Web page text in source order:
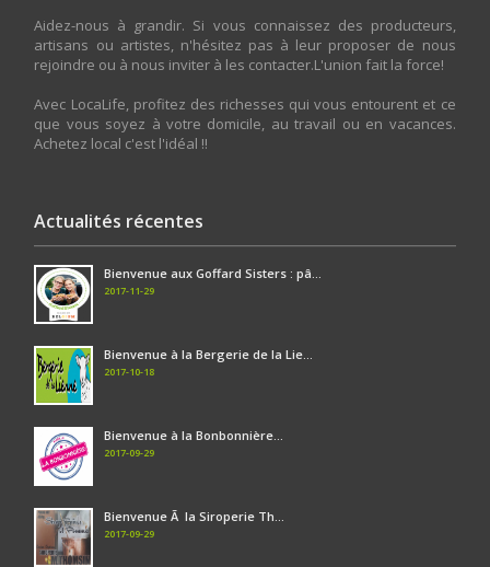
Aidez-nous à grandir. Si vous connaissez des producteurs,
artisans ou artistes, n'hésitez pas à leur proposer de nous
rejoindre ou à nous inviter à les contacter.L'union fait la force!
Avec LocaLife, profitez des richesses qui vous entourent et ce
que vous soyez à votre domicile, au travail ou en vacances.
Achetez local c'est l'idéal !!
Actualités récentes
Bienvenue aux Goffard Sisters : pâ...
2017-11-29
Bienvenue à la Bergerie de la Lie...
2017-10-18
Bienvenue à la Bonbonnière...
2017-09-29
Bienvenue Ã la Siroperie Th...
2017-09-29